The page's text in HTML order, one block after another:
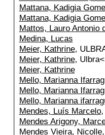
Mattana, Kadigia
Mattana, Kadigia
Mattos, Lauro Antonio
Medina, Lucas
Meier, Kathrine,
Meier, Kathrine,
Meier, Kathrine
Mello, Marianna
Mello, Marianna
Mello, Marianna
Mendes, Luís Marcelo,
Mendes Arigony,
Mendes Vieira, Nicolle